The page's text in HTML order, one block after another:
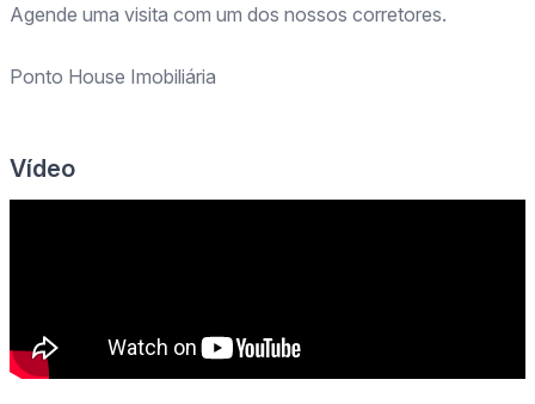
Agende uma visita com um dos nossos corretores.
Ponto House Imobiliária
Vídeo